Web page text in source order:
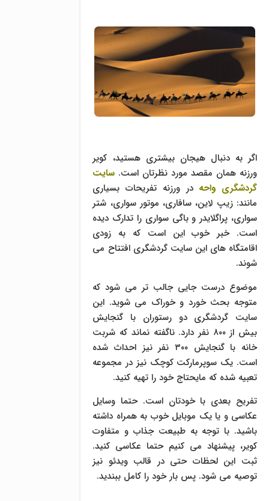
اگر به دنبال هیجان بیشتری هستید، کویر
ورزنه همان مقصد مورد نظرتان است. سایت
گردشگری واحه در ورزنه تفریحات بسیاری
مانند: زیپ لاین، سافاری، موتور سواری، شتر
سواری، پراگلایدر و باگی سواری را تدارک دیده
است. خبر خوب این است که به زودی
اقامتگاه های این سایت گردشگری افتتاح می
شوند.
موضوع درست جایی جالب تر می شود که
متوجه بحث خورد و خوراک می شوید. این
سایت گردشگری دو رستوران با گنجایش
بیش از ۸۰۰ نفر دارد. ناگفته نماند که شربت
خانه با گنجایش ۳۰۰ نفر نیز احداث شده
است. یک سوپرمارکت کوچک نیز در مجموعه
تعبیه شده که مایحتاج خود را تهیه کنید.
تفریح بعدی با خودتان است. حتما وسایل
عکاسی و یا یک موبایل خوب به همراه داشته
باشید. با توجه به طبیعت جذاب و متفاوت
کویر، پیشنهاد می کنیم حتما عکاسی کنید.
ثبت این لحظات حتی در قالب ویدئو نیز
توصیه می شود. پس بار خود را کامل ببندید.